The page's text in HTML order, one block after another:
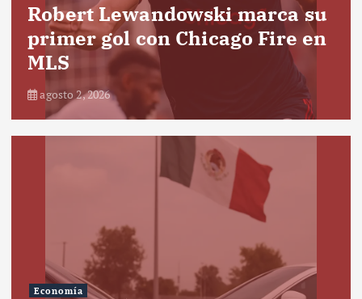
Robert Lewandowski marca su
primer gol con Chicago Fire en
MLS
agosto 2, 2026
Economía